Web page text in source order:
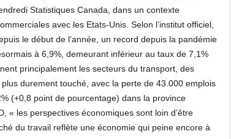
Statistiques Canada, dans un contexte
avec les Etats-Unis. Selon l’institut officiel,
le début de l’année, un record depuis la pandémie
à 6,9%, demeurant inférieur au taux de 7,1%
principalement les secteurs du transport, des
durement touché, avec la perte de 43.000 emplois
(+0,8 point de pourcentage) dans la province
« les perspectives économiques sont loin d’être
du travail reflète une économie qui peine encore à